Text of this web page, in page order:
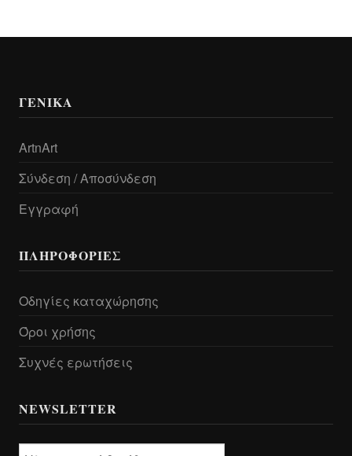
ΓΕΝΙΚΆ
ArtnArt
Σύνδεση / Αποσύνδεση
Εγγραφή
ΠΛΗΡΟΦΟΡΊΕΣ
Οδηγίες καταχώρησης
Όροι χρήσης
Συχνές ερωτήσεις
NEWSLETTER